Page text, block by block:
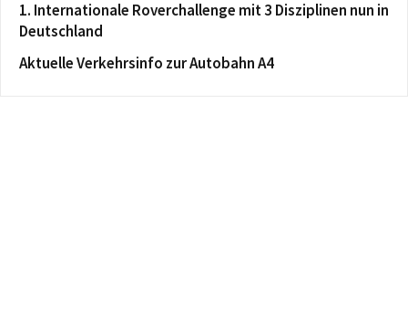
1. Internationale Roverchallenge mit 3 Disziplinen nun in
Deutschland
Aktuelle Verkehrsinfo zur Autobahn A4